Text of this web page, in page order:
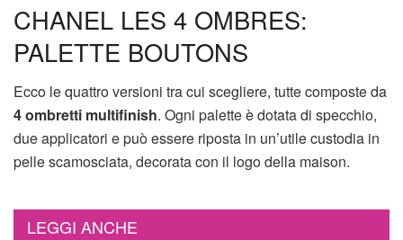
CHANEL LES 4 OMBRES:
PALETTE BOUTONS
Ecco le quattro versioni tra cui scegliere, tutte composte da
4 ombretti multifinish. Ogni palette è dotata di specchio,
due applicatori e può essere riposta in un’utile custodia in
pelle scamosciata, decorata con il logo della maison.
LEGGI ANCHE